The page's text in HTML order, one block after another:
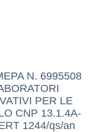
N. 6995508
PER LE
CNP 13.1.4A-
1244/qs/an